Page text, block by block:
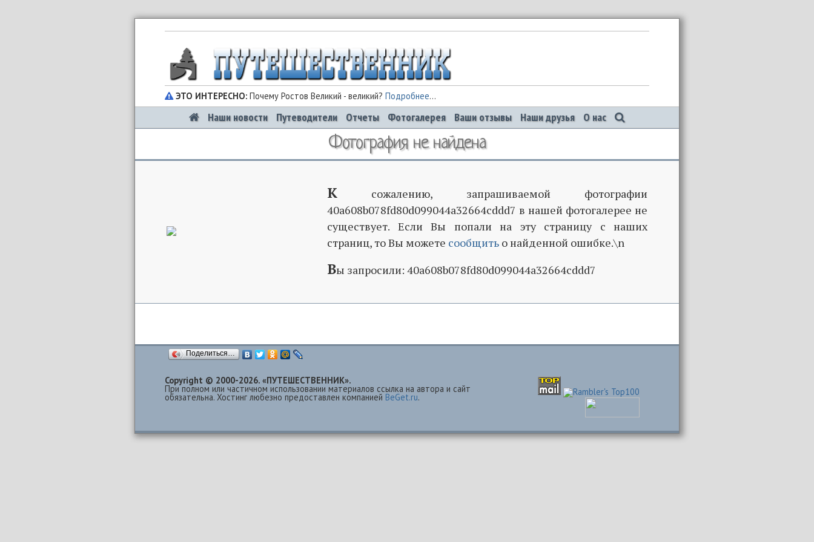
ЭТО ИНТЕРЕСНО: Почему Ростов Великий - великий? Подробнее...
Наши новости Путеводители Отчеты Фотогалерея Ваши отзывы Наши друзья О нас
Фотография не найдена
К сожалению, запрашиваемой фотографии
40a608b078fd80d099044a32664cddd7 в нашей фотогалерее не
существует. Если Вы попали на эту страницу с наших
страниц, то Вы можете сообщить о найденной ошибке.\n
Вы запросили: 40a608b078fd80d099044a32664cddd7
Поделиться…
Copyright © 2000-2026. «ПУТЕШЕСТВЕННИК».
При полном или частичном использовании материалов ссылка на автора и сайт
обязательна. Хостинг любезно предоставлен компанией BeGet.ru.